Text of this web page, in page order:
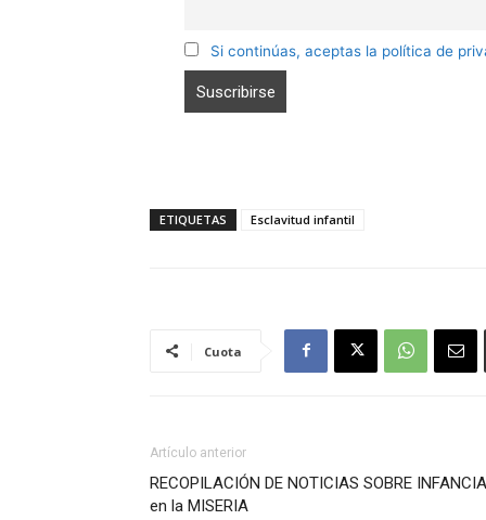
Si continúas, aceptas la política de
ETIQUETAS Esclavitud infantil
Cuota
Artículo anterior
RECOPILACIÓN DE NOTICIAS SOBRE INFANCIA
en la MISERIA